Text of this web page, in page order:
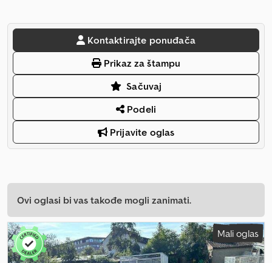
Kontaktirajte ponuđača
Prikaz za štampu
Sačuvaj
Podeli
Prijavite oglas
Ovi oglasi bi vas takođe mogli zanimati.
Mali oglas